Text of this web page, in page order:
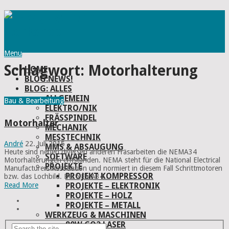
Menu
HOME
BLOG:NEWS!
BLOG: ALLES
ALLGEMEIN
ELEKTRO/NIK
FRÄSSPINDEL
MECHANIK
MESSTECHNIK
MMS & ABSAUGUNG
SOFTWARE
PROJEKTE
PROJEKT KOMPRESSOR
PROJEKTE – ELEKTRONIK
PROJEKTE – HOLZ
PROJEKTE – METALL
WERKZEUG & MASCHINEN
80W CO2 LASER
Schlagwort: Motorhalterung
Bau & Bearbeitung
Motorhalter
André 22. Juli 2015
Heute sind neben diversen anderen Fräsarbeiten die NEMA34
Motorhalterungen entstanden. NEMA steht für die National Electrical
Manufacturers Association und normiert in diesem Fall Schrittmotoren
bzw. das Lochbild. Bei NEMA34 …
Read More